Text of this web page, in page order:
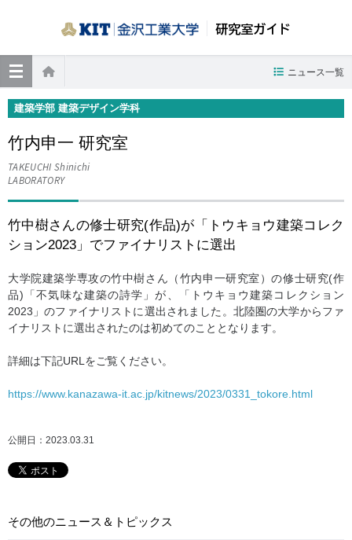
研究室ガイド
ホーム
ニュース一覧
建築学部 建築デザイン学科
竹内申一 研究室
TAKEUCHI Shinichi
LABORATORY
竹中樹さんの修士研究(作品)が「トウキョウ建築コレク
ション2023」でファイナリストに選出
大学院建築学専攻の竹中樹さん（竹内申一研究室）の修士研究(作
品)「不気味な建築の詩学」が、「トウキョウ建築コレクション
2023」のファイナリストに選出されました。北陸圏の大学からファ
イナリストに選出されたのは初めてのこととなります。
詳細は下記URLをご覧ください。
https://www.kanazawa-it.ac.jp/kitnews/2023/0331_tokore.html
公開日：2023.03.31
その他のニュース＆トピックス